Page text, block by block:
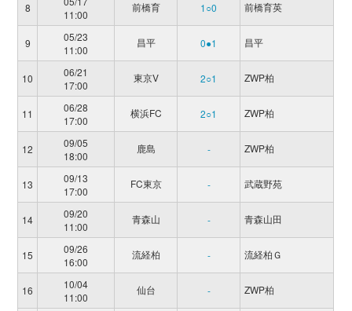
8
11:00
前橋育 1○0 前橋育英
9
05/23
11:00
昌平 0●1 昌平
10
06/21
17:00
東京V 2○1 ZWP柏
11
06/28
17:00
横浜FC 2○1 ZWP柏
12
09/05
18:00
鹿島 - ZWP柏
13
09/13
17:00
FC東京 - 武蔵野苑
14
09/20
11:00
青森山 - 青森山田
15
09/26
16:00
流経柏 - 流経柏Ｇ
16
10/04
11:00
仙台 - ZWP柏